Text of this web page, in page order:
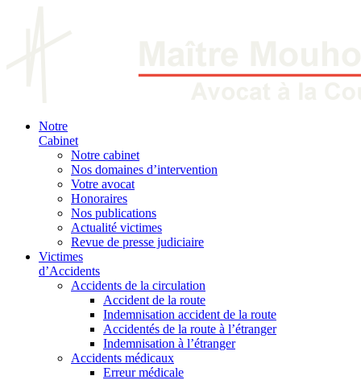
Notre
Cabinet
Notre cabinet
Nos domaines d’intervention
Votre avocat
Honoraires
Nos publications
Actualité victimes
Revue de presse judiciaire
Victimes
d’Accidents
Accidents de la circulation
Accident de la route
Indemnisation accident de la route
Accidentés de la route à l’étranger
Indemnisation à l’étranger
Accidents médicaux
Erreur médicale